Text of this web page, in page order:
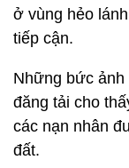
ở vùng hẻo
tiếp cận.
Những bức ảnh
đăng tải cho
các nạn nhân
đất.